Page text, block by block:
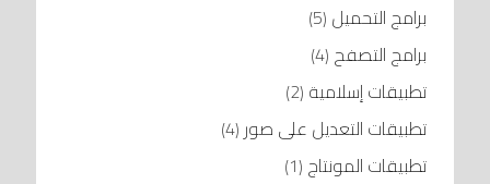
برامج التحميل (5)
برامج التصفح (4)
تطبيقات إسلامية (2)
تطبيقات التعديل على صور (4)
تطبيقات المونتاج (1)